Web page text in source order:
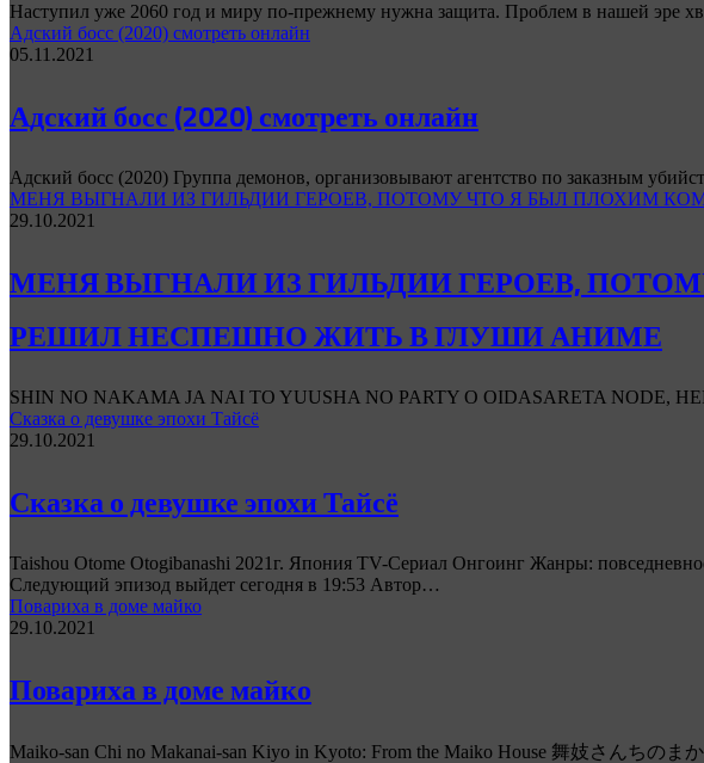
Наступил уже 2060 год и миру по-прежнему нужна защита. Проблем в нашей эре
Адский босс (2020) смотреть онлайн
05.11.2021
Адский босс (2020) смотреть онлайн
Адский босс (2020) Группа демонов, организовывают агентство по заказным
МЕНЯ ВЫГНАЛИ ИЗ ГИЛЬДИИ ГЕРОЕВ, ПОТОМУ ЧТО Я БЫЛ ПЛОХИМ
29.10.2021
МЕНЯ ВЫГНАЛИ ИЗ ГИЛЬДИИ ГЕРОЕВ,
РЕШИЛ НЕСПЕШНО ЖИТЬ В ГЛУШИ АНИМЕ
SHIN NO NAKAMA JA NAI TO YUUSHA NO PARTY O OIDASARETA NODE,
Сказка о девушке эпохи Тайсё
29.10.2021
Сказка о девушке эпохи Тайсё
Taishou Otome Otogibanashi 2021г. Япония TV-Сериал Онгоинг Жанры:
Следующий эпизод выйдет сегодня в 19:53 Автор…
Повариха в доме майко
29.10.2021
Повариха в доме майко
Maiko-san Chi no Makanai-san Kiyo in Kyoto: From the Maiko House 舞妓さんちのま